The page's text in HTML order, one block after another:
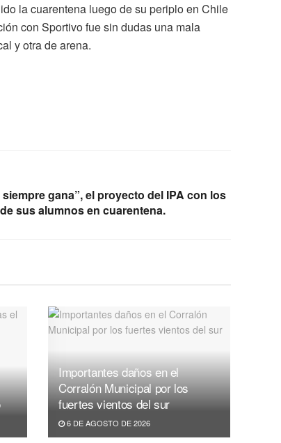
la cuarentena luego de su periplo en Chile
con Sportivo fue sin dudas una mala
y otra de arena.
siempre gana”, el proyecto del IPA con los
sus alumnos en cuarentena.
Importantes daños en el
Corralón Municipal por los
fuertes vientos del sur
6 DE AGOSTO DE 2026